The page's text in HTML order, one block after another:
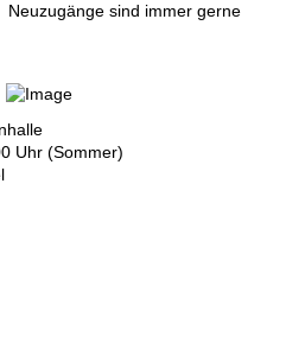
sind immer gerne
Uhr (Sommer)